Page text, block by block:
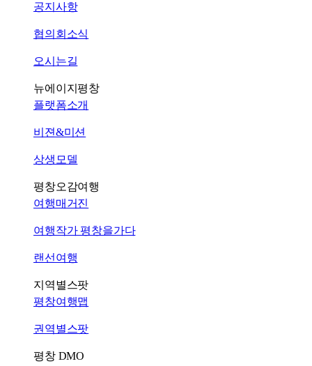
공지사항
협의회소식
오시는길
뉴에이지평창
플랫폼소개
비젼&미션
상생모델
평창오감여행
여행매거진
여행작가 평창을가다
랜선여행
지역별스팟
평창여행맵
권역별스팟
평창 DMO